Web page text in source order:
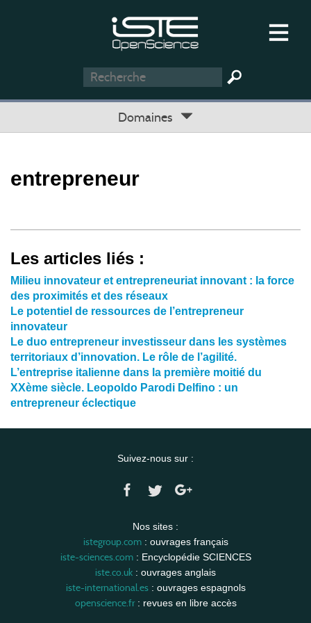
Domaines
entrepreneur
Les articles liés :
Milieu innovateur et entrepreneuriat innovant : la force
des proximités et des réseaux
Le potentiel de ressources de l’entrepreneur
innovateur
Le duo entrepreneur investisseur dans les systèmes
territoriaux d’innovation. Le rôle de l’agilité.
L’entreprise italienne dans la première moitié du
XXème siècle. Leopoldo Parodi Delfino : un
entrepreneur éclectique
Suivez-nous sur :
Nos sites :
istegroup.com: ouvrages français
iste-sciences.com: Encyclopédie SCIENCES
iste.co.uk : ouvrages anglais
iste-international.es: ouvrages espagnols
openscience.fr: revues en libre accès